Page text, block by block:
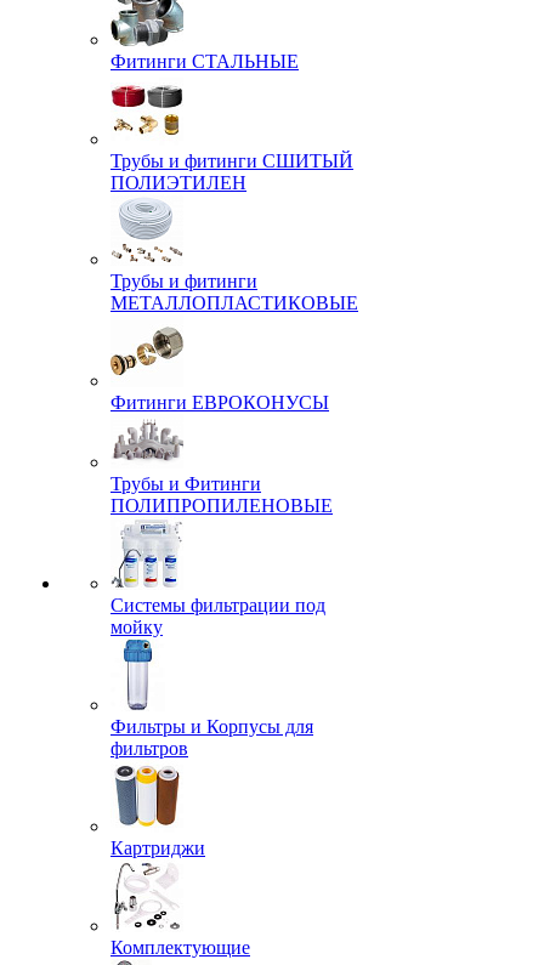
Фитинги СТАЛЬНЫЕ
Трубы и фитинги СШИТЫЙ
ПОЛИЭТИЛЕН
Трубы и фитинги
МЕТАЛЛОПЛАСТИКОВЫЕ
Фитинги ЕВРОКОНУСЫ
Трубы и Фитинги
ПОЛИПРОПИЛЕНОВЫЕ
Системы фильтрации под
мойку
Фильтры и Корпусы для
фильтров
Картриджи
Комплектующие